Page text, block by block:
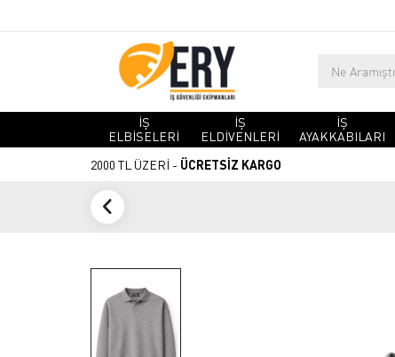
İŞ
ELBİSELERİ
İŞ
ELDİVENLERİ
İŞ
AYAKKABILARI
2000 TL ÜZERİ - ÜCRETSİZ KARGO